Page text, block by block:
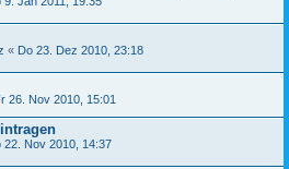
« Do 23. Dez 2010, 23:18
26. Nov 2010, 15:01
22. Nov 2010, 14:37